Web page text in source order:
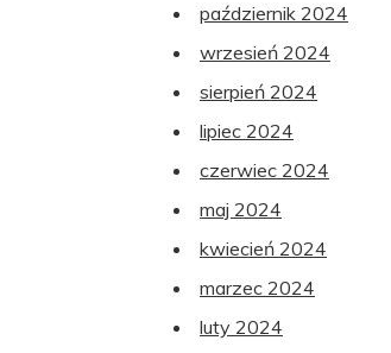
październik 2024
wrzesień 2024
sierpień 2024
lipiec 2024
czerwiec 2024
maj 2024
kwiecień 2024
marzec 2024
luty 2024